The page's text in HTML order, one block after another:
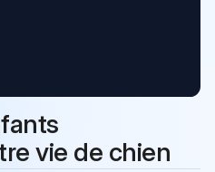
vie de chien